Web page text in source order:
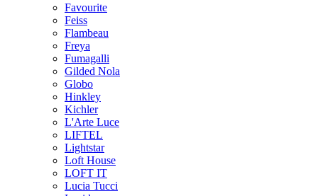
Favourite
Feiss
Flambeau
Freya
Fumagalli
Gilded Nola
Globo
Hinkley
Kichler
L'Arte Luce
LIFTEL
Lightstar
Loft House
LOFT IT
Lucia Tucci